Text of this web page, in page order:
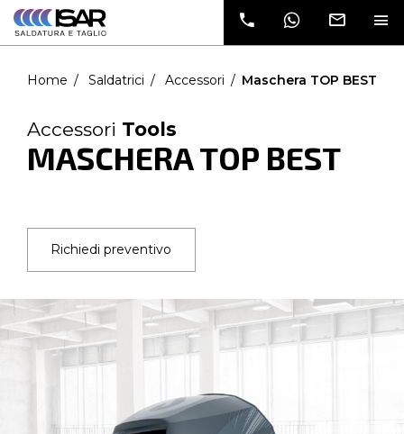
dati e verrai
contatto da
un nostro
Home Saldatrici Accessori Maschera TOP BEST
Accessori Tools
MASCHERA TOP BEST
Richiedi preventivo